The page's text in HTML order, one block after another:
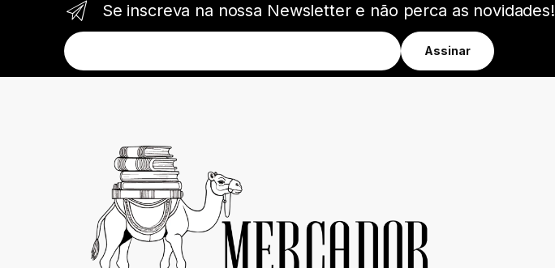
Se inscreva na nossa Newsletter e não perca as novidades!